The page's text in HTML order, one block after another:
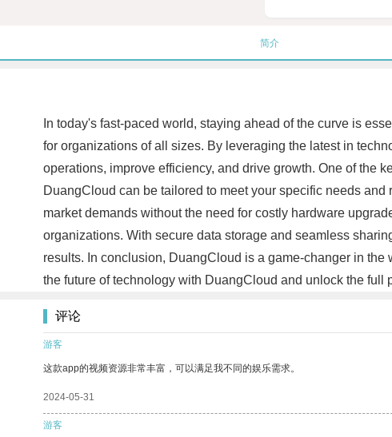
简介
In today's fast-paced world, staying ahead of the curve is
for organizations of all sizes. By leveraging the latest in
operations, improve efficiency, and drive growth. One of the
DuangCloud can be tailored to meet your specific needs
market demands without the need for costly hardware
organizations. With secure data storage and seamless
results. In conclusion, DuangCloud is a game-changer in
the future of technology with DuangCloud and unlock the full
评论
游客
这款app的视频资源非常丰富，可以满足我不同的娱乐需求。
2024-05-31
游客